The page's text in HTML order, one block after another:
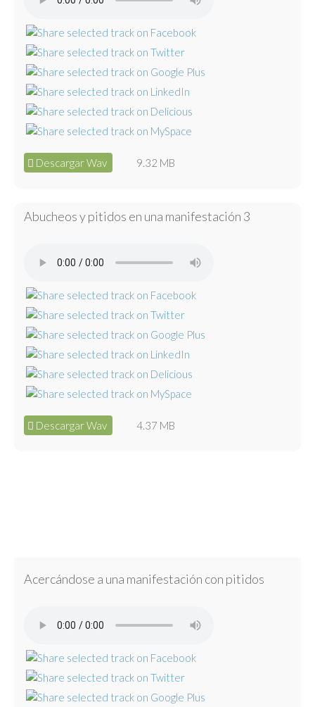
Descargar Wav 9.32 MB
Abucheos y pitidos en una manifestación 3
Descargar Wav 4.37 MB
Acercándose a una manifestación con pitidos